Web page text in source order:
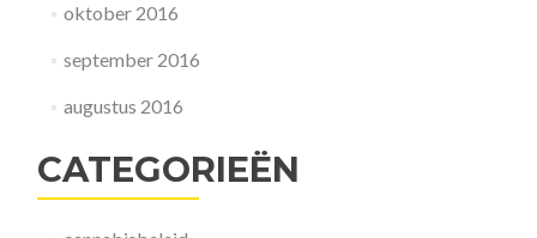
oktober 2016
september 2016
augustus 2016
CATEGORIEËN